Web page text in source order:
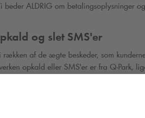
ALDRIG om betalingsoplysninger
og slet SMS'er
af de ægte beskeder, som
opkald eller SMS'er er fra Q-Park,
være opmærksomme og udvise
den med det samme, og undlade
budskaber.